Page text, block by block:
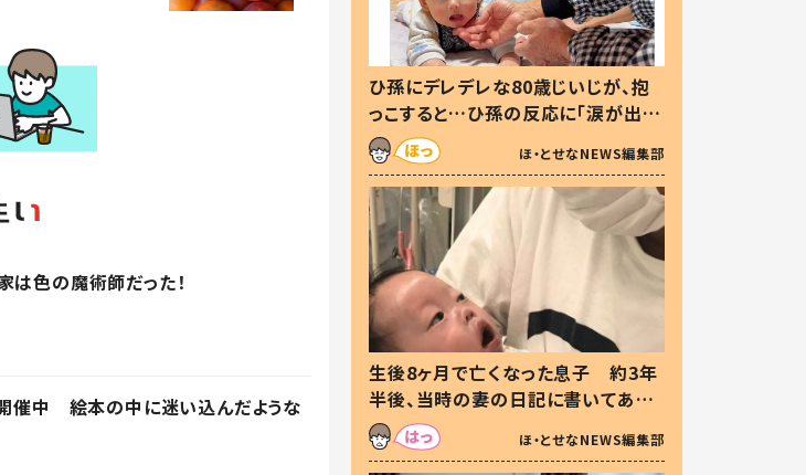
色の魔術師だった！
開催中 絵本の中に迷い込んだような
ひ孫にデレデレな80歳じいじが、抱
っこすると…ひ孫の反応に「涙が出ま
した」「可愛くて仕方ない」
ほ・とせなNEWS編集部
生後8ヶ月で亡くなった息子 約3年
半後、当時の妻の日記に書いてあっ
た本音とは
ほ・とせなNEWS編集部